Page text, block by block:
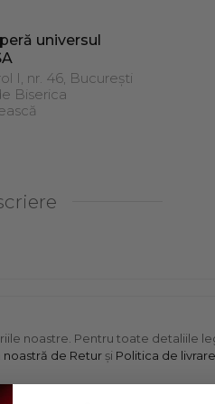
universul
I, nr. 46, București
Biserica
noastre. Pentru toate detaliile
noastră de Retur și Politica de livrare